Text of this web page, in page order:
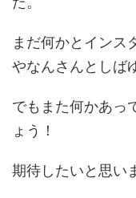
まだ何かとインス
やなんさんとしば
でもまた何かあっ
ょう！
期待したいと思い